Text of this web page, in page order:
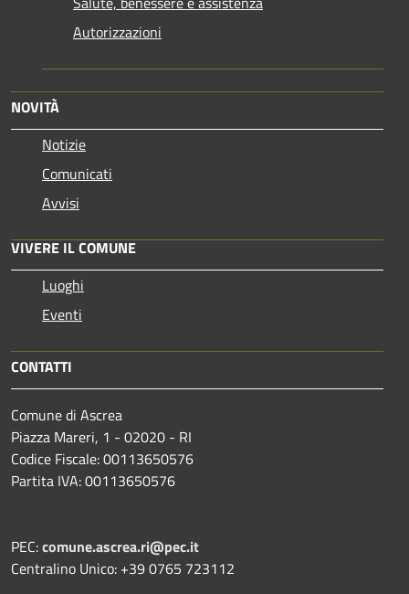
Autorizzazioni
NOVITÀ
Notizie
Comunicati
Avvisi
VIVERE IL COMUNE
Luoghi
Eventi
CONTATTI
Comune di Ascrea
Piazza Mareri, 1 - 02020 - RI
Codice Fiscale: 00113650576
Partita IVA: 00113650576
PEC:comune.ascrea.ri@pec.it
Centralino Unico: +39 0765 723112